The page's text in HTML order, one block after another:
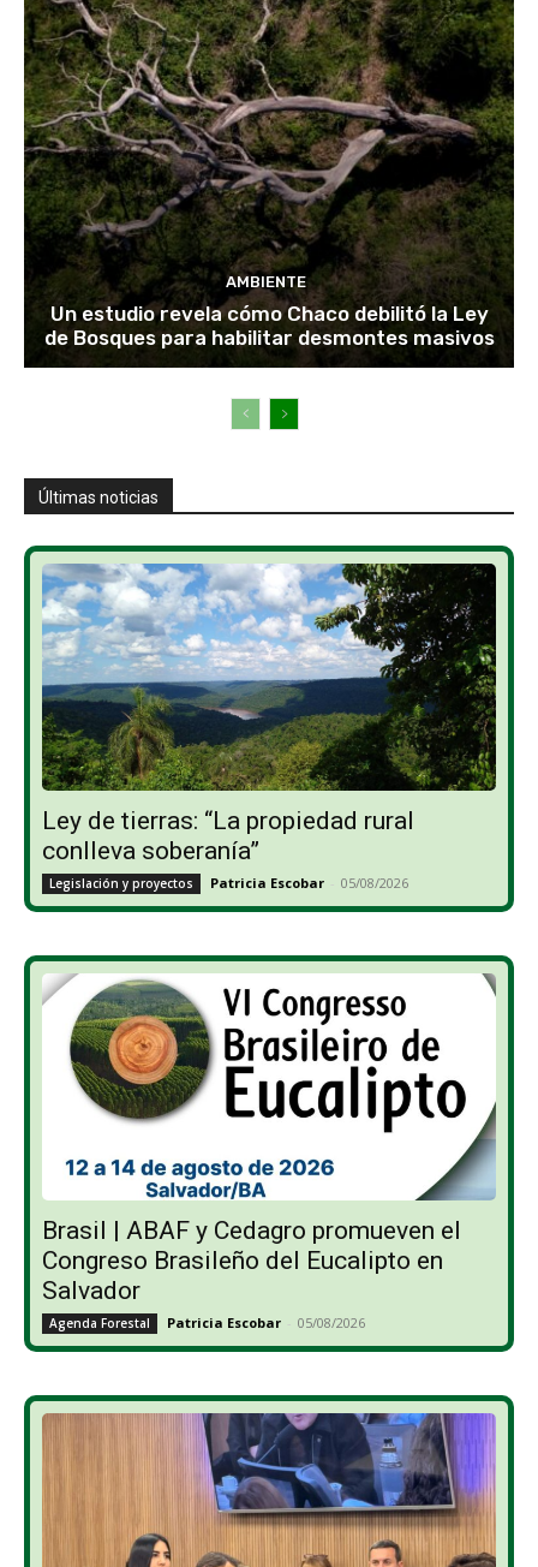
AMBIENTE
Un estudio revela cómo Chaco debilitó la Ley
de Bosques para habilitar desmontes masivos
Últimas noticias
Ley de tierras: “La propiedad rural
conlleva soberanía”
Legislación y proyectos Patricia Escobar - 05/08/2026
Brasil | ABAF y Cedagro promueven el
Congreso Brasileño del Eucalipto en
Salvador
Agenda Forestal Patricia Escobar - 05/08/2026